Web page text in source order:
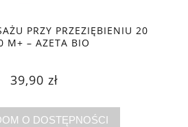
PRZY PRZEZIĘBIENIU 20
M+ – AZETA BIO
39,90 zł
O DOSTĘPNOŚCI